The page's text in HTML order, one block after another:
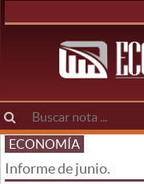
ECONOMÍA
Informe de junio.